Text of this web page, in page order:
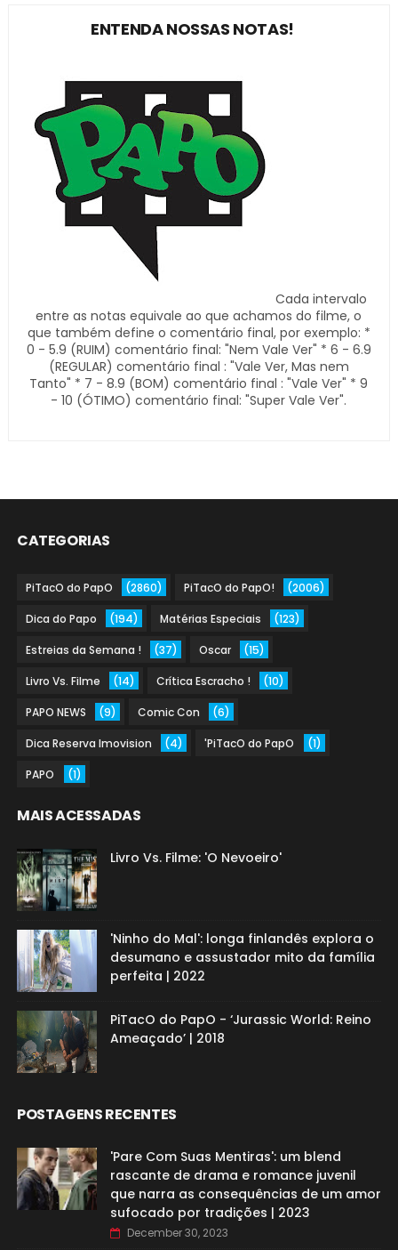
ENTENDA NOSSAS NOTAS!
Cada intervalo
entre as notas equivale ao que achamos do filme, o
que também define o comentário final, por exemplo: *
0 - 5.9 (RUIM) comentário final: "Nem Vale Ver" * 6 - 6.9
(REGULAR) comentário final : "Vale Ver, Mas nem
Tanto" * 7 - 8.9 (BOM) comentário final : "Vale Ver" * 9
- 10 (ÓTIMO) comentário final: "Super Vale Ver".
CATEGORIAS
PiTacO do PapO (2860) PiTacO do PapO! (2006)
Dica do Papo (194) Matérias Especiais (123)
Estreias da Semana ! (37) Oscar (15)
Livro Vs. Filme (14) Crítica Escracho ! (10)
PAPO NEWS (9) Comic Con (6)
Dica Reserva Imovision (4) 'PiTacO do PapO (1)
PAPO (1)
MAIS ACESSADAS
Livro Vs. Filme: 'O Nevoeiro'
'Ninho do Mal': longa finlandês explora o
desumano e assustador mito da família
perfeita | 2022
PiTacO do PapO - ‘Jurassic World: Reino
Ameaçado’ | 2018
POSTAGENS RECENTES
'Pare Com Suas Mentiras': um blend
rascante de drama e romance juvenil
que narra as consequências de um amor
sufocado por tradições | 2023
December 30, 2023